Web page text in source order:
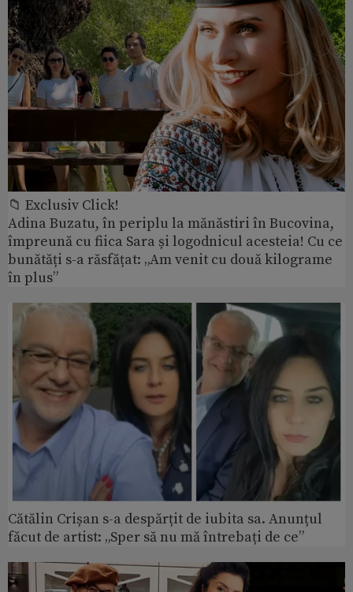
📁 Exclusiv Click!
Adina Buzatu, în periplu la mănăstiri în Bucovina,
împreună cu fiica Sara și logodnicul acesteia! Cu ce
bunătăți s-a răsfățat: „Am venit cu două kilograme
în plus”
Cătălin Crișan s-a despărțit de iubita sa. Anunțul
făcut de artist: „Sper să nu mă întrebați de ce”